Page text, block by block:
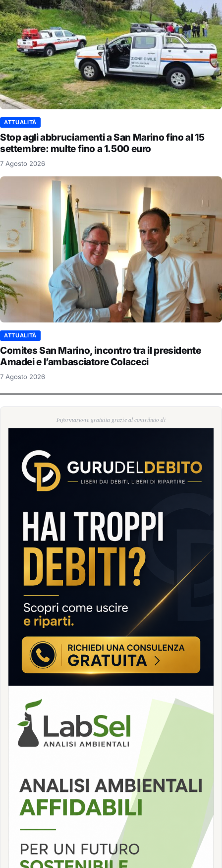
ATTUALITÀ
Stop agli abbruciamenti a San Marino fino al 15
settembre: multe fino a 1.500 euro
7 Agosto 2026
ATTUALITÀ
Comites San Marino, incontro tra il presidente
Amadei e l’ambasciatore Colaceci
7 Agosto 2026
Informazione gratuita grazie al contributo di